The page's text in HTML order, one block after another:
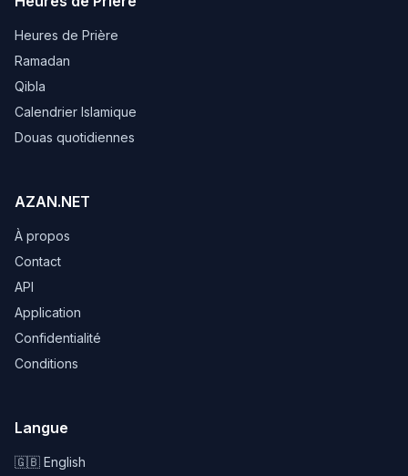
Heures de Prière
Ramadan
Qibla
Calendrier Islamique
Douas quotidiennes
AZAN.NET
À propos
Contact
API
Application
Confidentialité
Conditions
Langue
🇬🇧 English